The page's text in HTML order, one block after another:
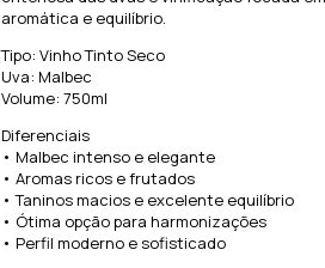
aromática e equilíbrio.
Tipo: Vinho Tinto Seco
Uva: Malbec
Volume: 750ml
Diferenciais
• Malbec intenso e elegante
• Aromas ricos e frutados
• Taninos macios e excelente equilíbrio
• Ótima opção para harmonizações
• Perfil moderno e sofisticado